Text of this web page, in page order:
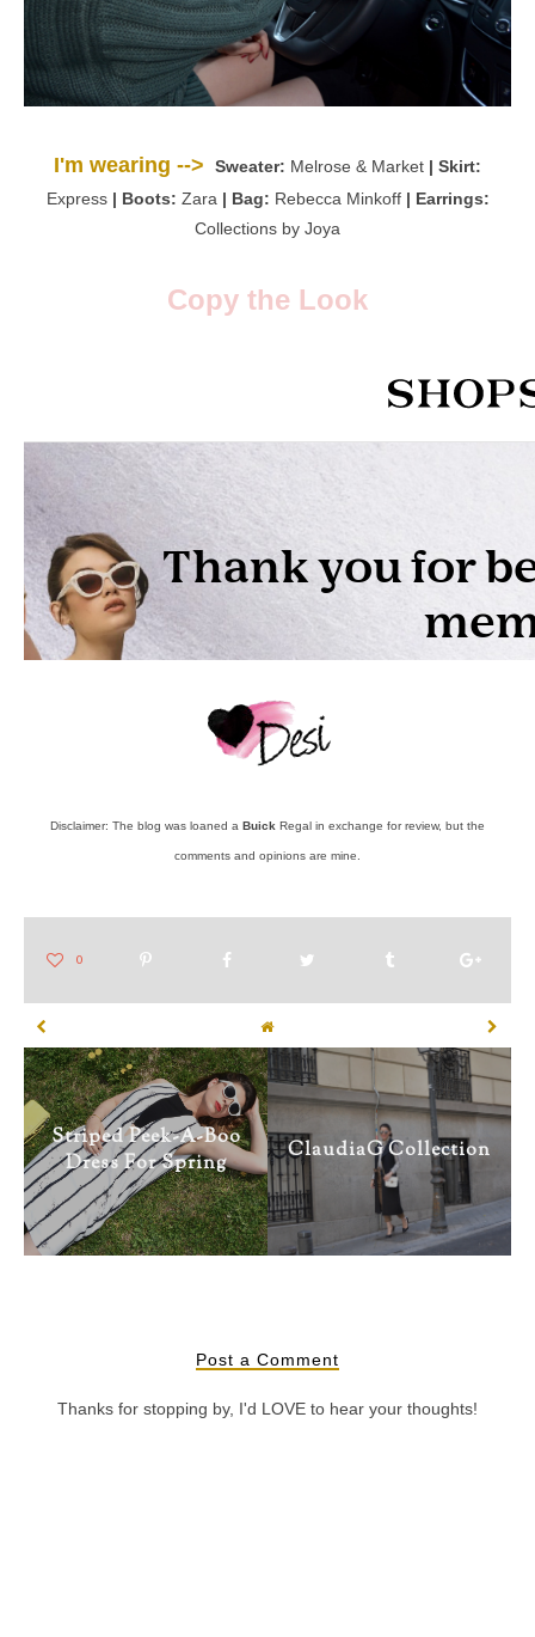
I'm wearing --> Sweater: Melrose & Market | Skirt:
Express | Boots: Zara | Bag: Rebecca Minkoff | Earrings:
Collections by Joya
Copy the Look
Disclaimer: The blog was loaned a Buick Regal in exchange for review, but the
comments and opinions are mine.
Striped Peek-A-Boo
Dress For Spring
ClaudiaG Collection
Post a Comment
Thanks for stopping by, I'd LOVE to hear your thoughts!